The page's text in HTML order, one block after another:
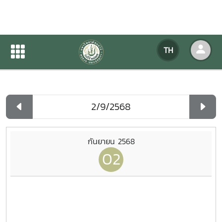
TH
ปฏิทินกิจกรรมของหน่วยงาน
ปฏิทินกิจกรรมของหน่วยงาน
กันยายน 2568
02